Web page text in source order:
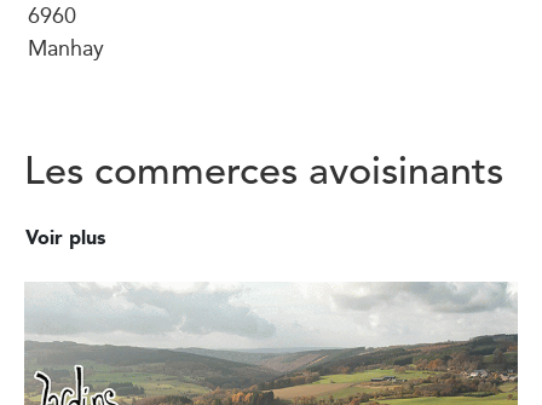
6960
Manhay
Les commerces avoisinants
Voir plus